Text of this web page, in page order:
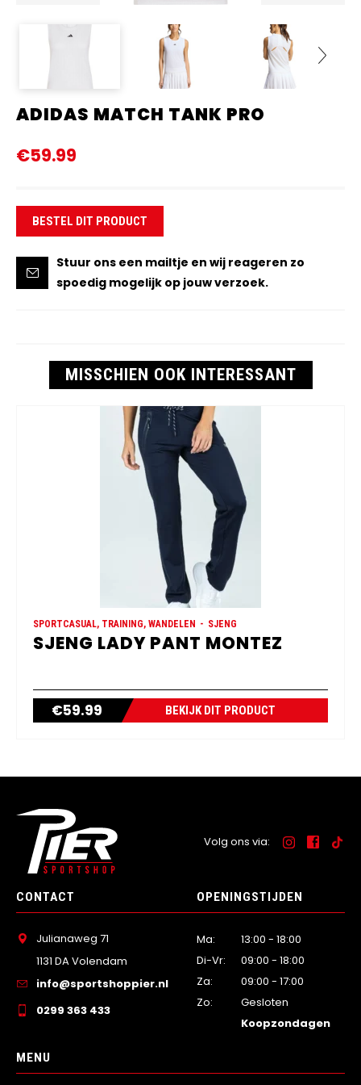
ADIDAS MATCH TANK PRO
€59.99
BESTEL DIT PRODUCT
Stuur ons een mailtje en wij reageren zo
spoedig mogelijk op jouw verzoek.
MISSCHIEN OOK INTERESSANT
SPORTCASUAL, TRAINING, WANDELEN SJENG
SJENG LADY PANT MONTEZ
€59.99 BEKIJK DIT PRODUCT
Volg ons via:
CONTACT
Julianaweg 71
1131 DA Volendam
info@sportshoppier.nl
0299 363 433
OPENINGSTIJDEN
Ma:
13:00 - 18:00
Di-Vr:
09:00 - 18:00
Za:
09:00 - 17:00
Zo:
Gesloten
Koopzondagen
MENU